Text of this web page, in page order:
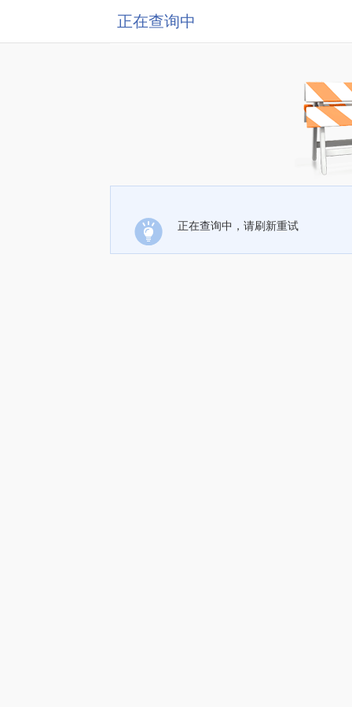
正在查询中
正在查询中，请刷新重试